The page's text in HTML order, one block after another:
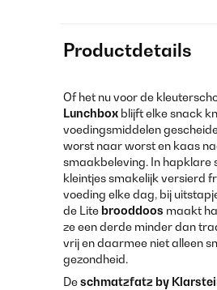
Productdetails
Of het nu voor de
Lunchbox blijft elke snack
voedingsmiddelen
worst naar worst en kaas
smaakbeleving. In hapklare
kleintjes smakelijk versierd
voeding elke dag, bij
de Lite brooddoos maakt
ze een derde minder dan
vrij en daarmee niet alleen
gezondheid.
Deschmatzfatz by